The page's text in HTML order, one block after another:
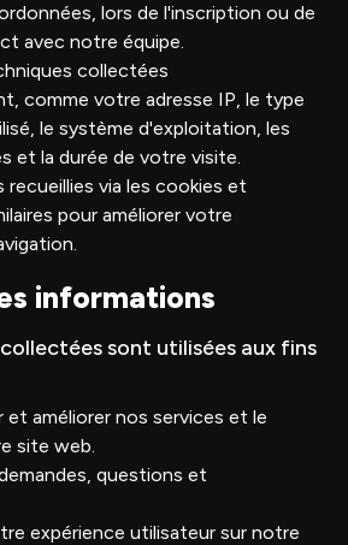
lors de l'inscription ou de
avec notre équipe.
collectées
comme votre adresse IP, le type
le système d'exploitation, les
et la durée de votre visite.
via les cookies et
pour améliorer votre
informations
sont utilisées aux fins
et améliorer nos services et le
site web.
questions et
expérience utilisateur sur notre